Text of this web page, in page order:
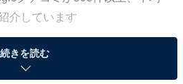
介しています
執筆者： All About ニュース お買
続きを読む